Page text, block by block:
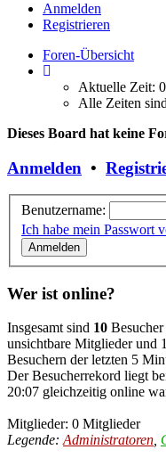
Anmelden
Registrieren
Foren-Übersicht
Aktuelle Zeit:
Alle Zeiten sind
Dieses Board hat keine
Anmelden •
Benutzername:
Ich habe mein Passwort
Wer ist online?
Insgesamt sind 10
unsichtbare Mitglieder und
Besuchern der letzten 5
Der Besucherrekord liegt
20:07 gleichzeitig online
Mitglieder: 0 Mitglieder
Legende:Administratoren,